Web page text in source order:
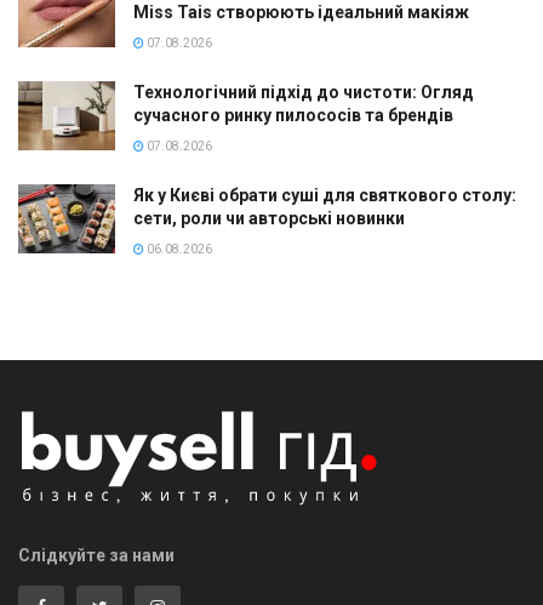
Miss Tais створюють ідеальний макіяж
07.08.2026
Технологічний підхід до чистоти: Огляд
сучасного ринку пилососів та брендів
07.08.2026
Як у Києві обрати суші для святкового столу:
сети, роли чи авторські новинки
06.08.2026
Слідкуйте за нами